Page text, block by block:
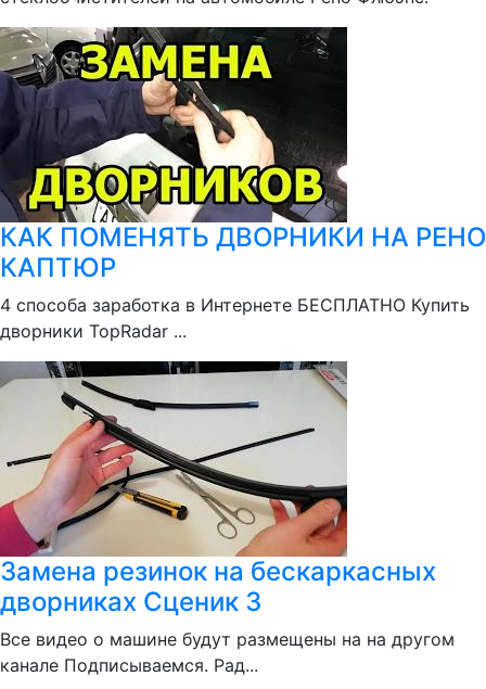
КАК ПОМЕНЯТЬ ДВОРНИКИ НА РЕНО
КАПТЮР
4 способа заработка в Интернете БЕСПЛАТНО Купить
дворники TopRadar ...
Замена резинок на бескаркасных
дворниках Сценик 3
Все видео о машине будут размещены на на другом
канале Подписываемся. Рад...